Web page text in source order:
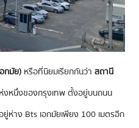
กมัย) หรือที่นิยมเรียกกันว่า สถานี
ห่งหนึ่งของกรุงเทพ ตั้งอยู่บนถนน
ห่าง Bts เอกมัยเพียง 100 เมตรอีก